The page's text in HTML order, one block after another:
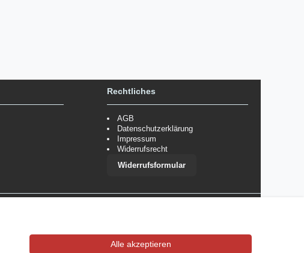
Rechtliches
AGB
Datenschutzerklärung
Impressum
Widerrufsrecht
Widerrufsformular
Alle akzeptieren